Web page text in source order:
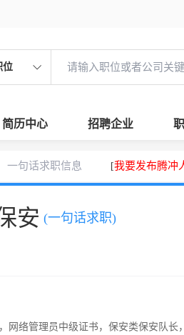
位
简历中心 招聘企业
一句话求职信息 [我要发布腾冲
安 (一句话求职)
网络管理员中级证书，保安类保安队